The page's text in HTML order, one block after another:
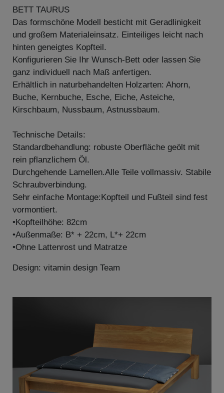
BETT TAURUS
Das formschöne Modell besticht mit Geradlinigkeit
und großem Materialeinsatz. Einteiliges leicht nach
hinten geneigtes Kopfteil.
Konfigurieren Sie Ihr Wunsch-Bett oder lassen Sie
ganz individuell nach Maß anfertigen.
Erhältlich in naturbehandelten Holzarten: Ahorn,
Buche, Kernbuche, Esche, Eiche, Asteiche,
Kirschbaum, Nussbaum, Astnussbaum.
Technische Details:
Standardbehandlung: robuste Oberfläche geölt mit
rein pflanzlichem Öl.
Durchgehende Lamellen.Alle Teile vollmassiv. Stabile
Schraubverbindung.
Sehr einfache Montage:Kopfteil und Fußteil sind fest
vormontiert.
•Kopfteilhöhe: 82cm
•Außenmaße: B* + 22cm, L*+ 22cm
•Ohne Lattenrost und Matratze
Design: vitamin design Team